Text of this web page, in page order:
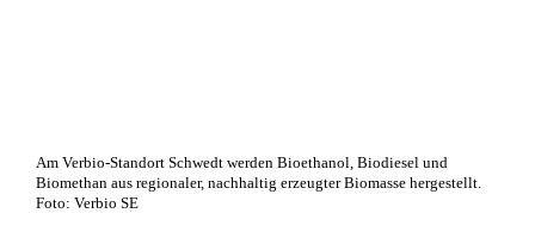
Am Verbio-Standort Schwedt werden Bioethanol, Biodiesel und
Biomethan aus regionaler, nachhaltig erzeugter Biomasse hergestellt.
Foto: Verbio SE